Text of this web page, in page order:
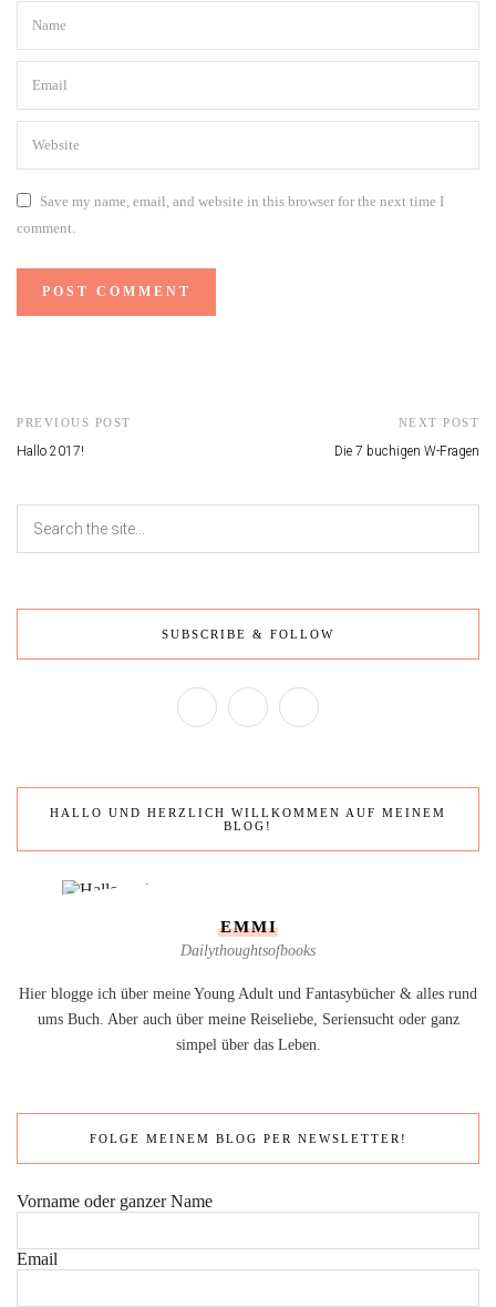
Save my name, email, and website in this browser for the next time I
comment.
PREVIOUS POST
Hallo 2017!
NEXT POST
Die 7 buchigen W-Fragen
SUBSCRIBE & FOLLOW
HALLO UND HERZLICH WILLKOMMEN AUF MEINEM
BLOG!
EMMI
Dailythoughtsofbooks
Hier blogge ich über meine Young Adult und Fantasybücher & alles rund
ums Buch. Aber auch über meine Reiseliebe, Seriensucht oder ganz
simpel über das Leben.
FOLGE MEINEM BLOG PER NEWSLETTER!
Vorname oder ganzer Name
Email